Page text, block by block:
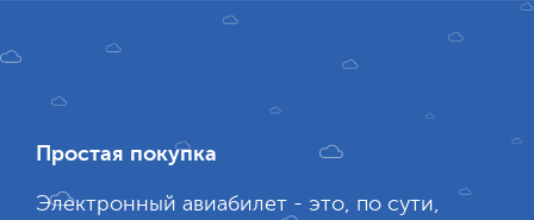
Простая покупка
Электронный авиабилет - это, по сути,